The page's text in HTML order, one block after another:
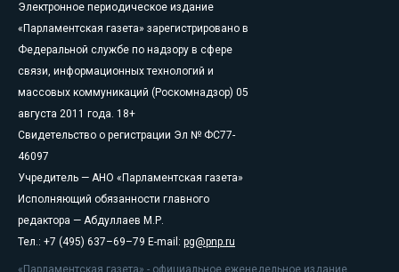
Электронное периодическое издание
«Парламентская газета» зарегистрировано в
Федеральной службе по надзору в сфере
связи, информационных технологий и
массовых коммуникаций (Роскомнадзор) 05
августа 2011 года. 18+
Свидетельство о регистрации Эл № ФС77-
46097
Учредитель — АНО «Парламентская газета»
Исполняющий обязанности главного
редактора — Абдуллаев М.Р.
Тел.: +7 (495) 637–69–79 E-mail: pg@pnp.ru